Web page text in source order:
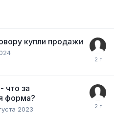
купли продажи
что за
форма?
2023